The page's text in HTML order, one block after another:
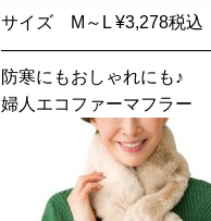
サイズ M～L ¥3,278税込
防寒にもおしゃれにも♪
婦人エコファーマフラー